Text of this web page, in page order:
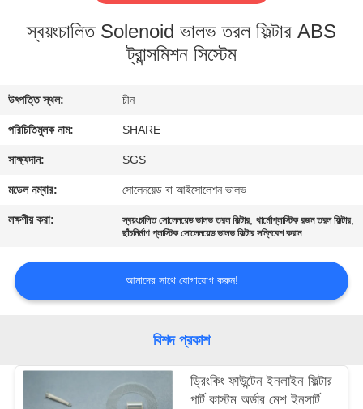
কারখানা
গুণমান
নিয়ন্ত্রণ
আমাদের
সাথে
করুন
মামলা
স্বয়ংচালিত Solenoid ভালভ তরল ফিল্টার ABS
ট্রান্সমিশন সিস্টেম
উৎপত্তি স্থল: চীন
পরিচিতিমুলক নাম: SHARE
সাক্ষ্যদান: SGS
মডেল নম্বার: সোলেনয়েড বা আইসোলেশন ভালভ
লক্ষণীয় করা: স্বয়ংচালিত সোলেনয়েড ভালভ তরল ফিল্টার,থার্মোপ্লাস্টিক রজন তরল ফিল্টার,
ছাঁচনির্মাণ প্লাস্টিক সোলেনয়েড ভালভ ফিল্টার সন্নিবেশ করান
আমাদের সাথে যোগাযোগ করুন!
বিশদ প্রকাশ
ড্রিংকিং ফাউন্টেন ইনলাইন ফিল্টার
পার্ট কাস্টম অর্ডার মেশ ইনসার্ট